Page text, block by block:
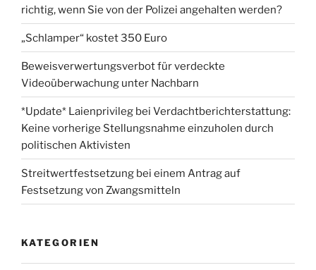
richtig, wenn Sie von der Polizei angehalten werden?
„Schlamper“ kostet 350 Euro
Beweisverwertungsverbot für verdeckte
Videoüberwachung unter Nachbarn
*Update* Laienprivileg bei Verdachtberichterstattung:
Keine vorherige Stellungsnahme einzuholen durch
politischen Aktivisten
Streitwertfestsetzung bei einem Antrag auf
Festsetzung von Zwangsmitteln
KATEGORIEN